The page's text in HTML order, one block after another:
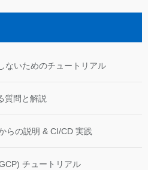
ないためのチュートリアル
質問と解説
らの説明 & CI/CD 実践
チュートリアル